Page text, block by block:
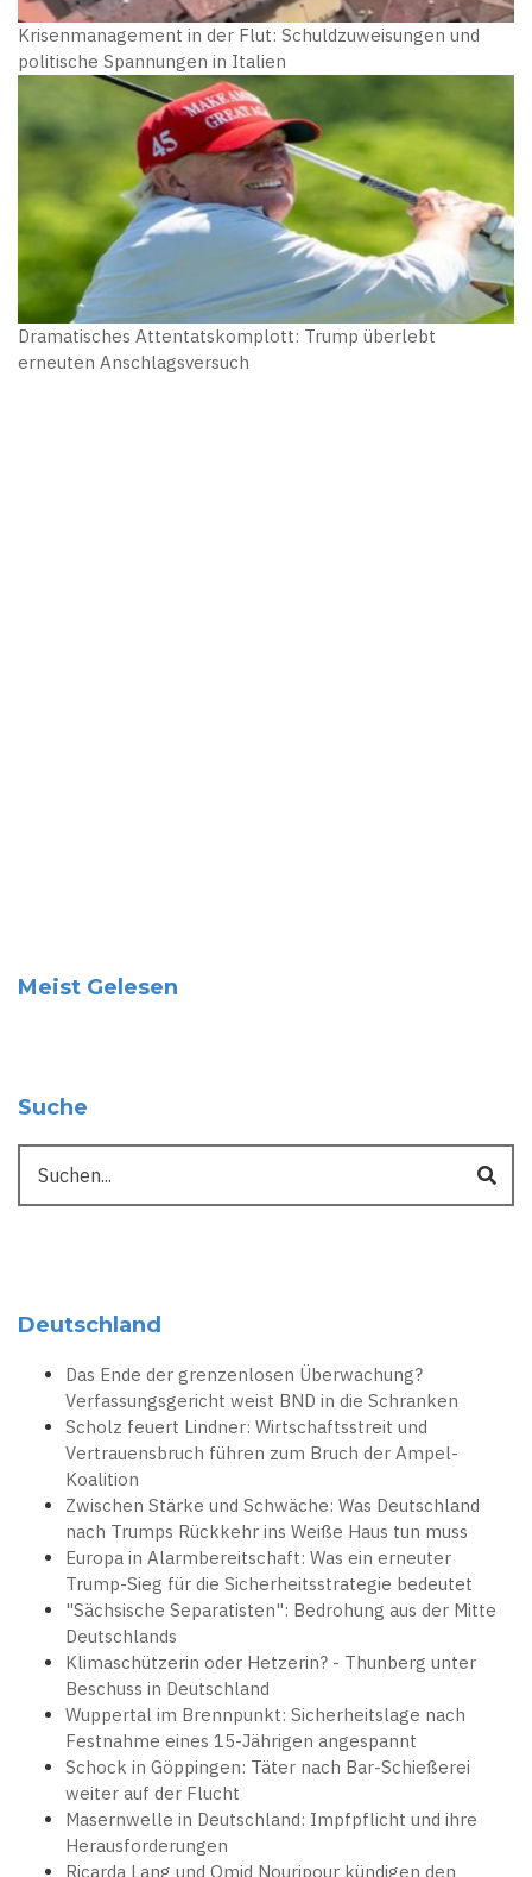
Krisenmanagement in der Flut: Schuldzuweisungen und
politische Spannungen in Italien
Dramatisches Attentatskomplott: Trump überlebt
erneuten Anschlagsversuch
Meist Gelesen
Suche
Deutschland
Das Ende der grenzenlosen Überwachung?
Verfassungsgericht weist BND in die Schranken
Scholz feuert Lindner: Wirtschaftsstreit und
Vertrauensbruch führen zum Bruch der Ampel-
Koalition
Zwischen Stärke und Schwäche: Was Deutschland
nach Trumps Rückkehr ins Weiße Haus tun muss
Europa in Alarmbereitschaft: Was ein erneuter
Trump-Sieg für die Sicherheitsstrategie bedeutet
"Sächsische Separatisten": Bedrohung aus der Mitte
Deutschlands
Klimaschützerin oder Hetzerin? - Thunberg unter
Beschuss in Deutschland
Wuppertal im Brennpunkt: Sicherheitslage nach
Festnahme eines 15-Jährigen angespannt
Schock in Göppingen: Täter nach Bar-Schießerei
weiter auf der Flucht
Masernwelle in Deutschland: Impfpflicht und ihre
Herausforderungen
Ricarda Lang und Omid Nouripour kündigen den